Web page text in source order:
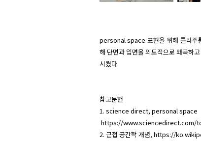
personal space 표현을 위해 콜라주
해 단면과 입면을 의도적으로 왜곡하
시켰다.
참고문헌
1. science direct, personal space
https://www.sciencedirect.com/
2. 근접 공간학 개념, https://